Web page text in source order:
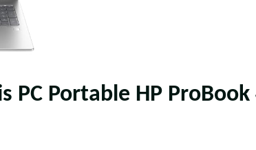
PC Portable HP ProBook